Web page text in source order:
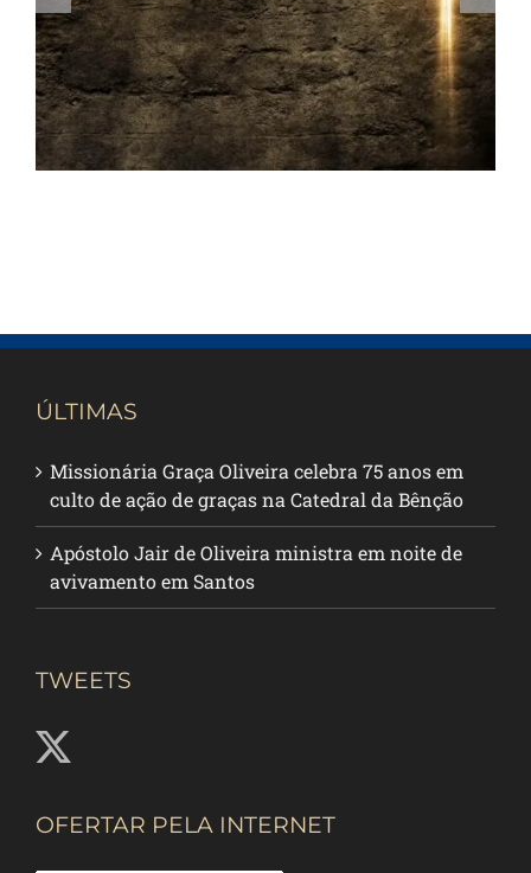
ÚLTIMAS
Missionária Graça Oliveira celebra 75 anos em
culto de ação de graças na Catedral da Bênção
Apóstolo Jair de Oliveira ministra em noite de
avivamento em Santos
TWEETS
OFERTAR PELA INTERNET